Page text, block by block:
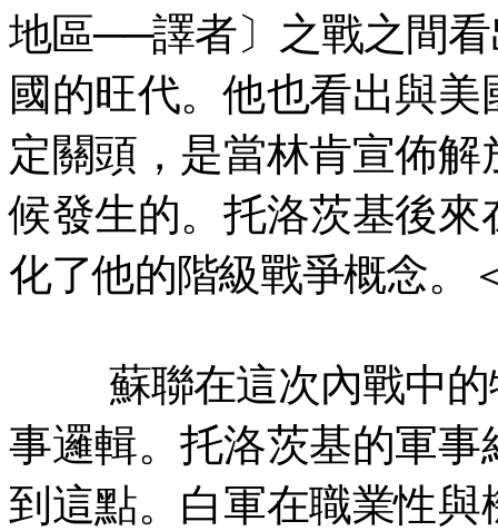
地區──譯者〕之戰之間
國的旺代。他也看出與
定關頭，是當林肯宣佈
候發生的。托洛茨基後
化了他的階級戰爭概念。
蘇聯在這次內戰中
事邏輯。托洛茨基的軍
到這點。白軍在職業性